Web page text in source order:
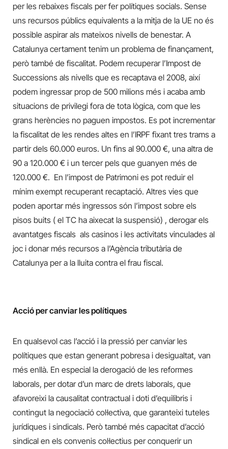
per les rebaixes fiscals per fer polítiques socials. Sense
uns recursos públics equivalents a la mitja de la UE no és
possible aspirar als mateixos nivells de benestar. A
Catalunya certament tenim un problema de finançament,
però també de fiscalitat. Podem recuperar l’Impost de
Successions als nivells que es recaptava el 2008, així
podem ingressar prop de 500 milions més i acaba amb
situacions de privilegi fora de tota lògica, com que les
grans herències no paguen impostos. Es pot incrementar
la fiscalitat de les rendes altes en l’IRPF fixant tres trams a
partir dels 60.000 euros. Un fins al 90.000 €, una altra de
90 a 120.000 € i un tercer pels que guanyen més de
120.000 €. En l’impost de Patrimoni es pot reduir el
mínim exempt recuperant recaptació. Altres vies que
poden aportar més ingressos són l’impost sobre els
pisos buits ( el TC ha aixecat la suspensió) , derogar els
avantatges fiscals als casinos i les activitats vinculades al
joc i donar més recursos a l’Agència tributària de
Catalunya per a la lluita contra el frau fiscal.
Acció per canviar les polítiques
En qualsevol cas l’acció i la pressió per canviar les
polítiques que estan generant pobresa i desigualtat, van
més enllà. En especial la derogació de les reformes
laborals, per dotar d’un marc de drets laborals, que
afavoreixi la causalitat contractual i doti d’equilibris i
contingut la negociació col·lectiva, que garanteixi tuteles
jurídiques i sindicals. Però també més capacitat d’acció
sindical en els convenis col·lectius per conquerir un